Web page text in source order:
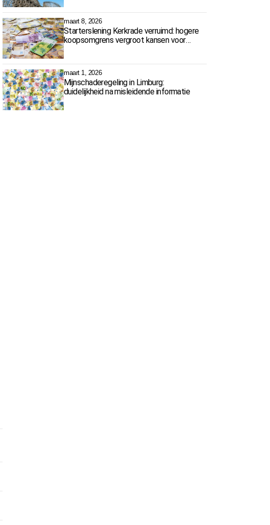
maart 8, 2026
Starterslening Kerkrade verruimd: hogere
koopsomgrens vergroot kansen voor
maart 1, 2026
Mijnschaderegeling in Limburg:
duidelijkheid na misleidende informatie